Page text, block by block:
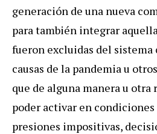
generación de una nueva
para también integrar
fueron excluidas del sistema
causas de la pandemia u
que de alguna manera u
poder activar en condiciones
presiones impositivas,